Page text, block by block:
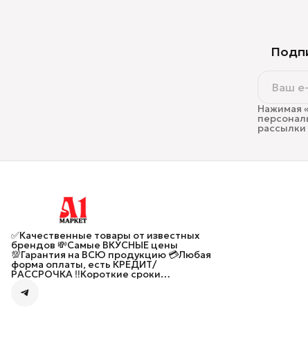
Нажимая
рассылки
✅Качественные товары от известных
брендов 💸Самые ВКУСНЫЕ цены
💯Гарантия на ВСЮ продукцию 💳Любая
форма оплаты, есть КРЕДИТ/
РАССРОЧКА ‼️Короткие сроки